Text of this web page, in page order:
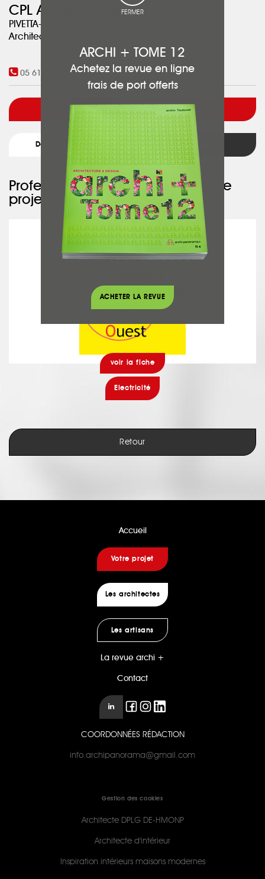
CPL ARCHITECTURE
PIVETTA-LAGARDE Corinne
Architecte DPLG
05 61 48 80 78
Voir l'architecte
Détail du projet Retour
Professionnel ayant participé à ce
projet :
CRSO
voir la fiche
Electricité
Retour
Accueil
Votre projet
Les architectes
Les artisans
La revue archi +
Contact
COORDONNÉES RÉDACTION
info.archipanorama@gmail.com
Gestion des cookies
Architecte DPLG DE-HMONP
Architecte d'intérieur
Inspiration intérieurs maisons modernes
FERMER
ARCHI + TOME 12
Achetez la revue en ligne
frais de port offerts
ACHETER LA REVUE